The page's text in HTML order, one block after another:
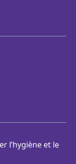
l’hygiène et le